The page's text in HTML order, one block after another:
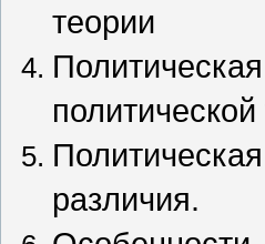
теории
различия.